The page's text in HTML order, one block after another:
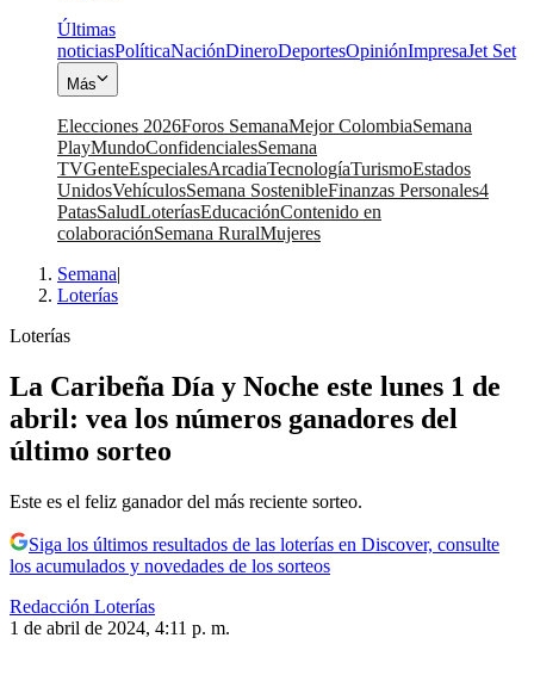
Últimas
noticiasPolíticaNaciónDineroDeportesOpiniónImpresaJet Set
Más
Elecciones 2026Foros SemanaMejor ColombiaSemana
PlayMundoConfidencialesSemana
TVGenteEspecialesArcadiaTecnologíaTurismoEstados
UnidosVehículosSemana SostenibleFinanzas Personales4
PatasSaludLoteríasEducaciónContenido en
colaboraciónSemana RuralMujeres
Semana|
Loterías
Loterías
La Caribeña Día y Noche este lunes 1 de
abril: vea los números ganadores del
último sorteo
Este es el feliz ganador del más reciente sorteo.
Siga los últimos resultados de las loterías en Discover, consulte
los acumulados y novedades de los sorteos
Redacción Loterías
1 de abril de 2024, 4:11 p. m.